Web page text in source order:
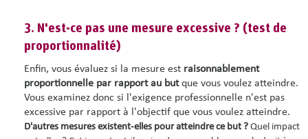
3. N'est-ce pas une mesure excessive ? (test de
proportionnalité)
Enfin, vous évaluez si la mesure est raisonnablement
proportionnelle par rapport au butque vous voulez atteindre.
Vous examinez donc si l'exigence professionnelle n'est pas
excessive par rapport à l'objectif que vous voulez atteindre.
D'autres mesures existent-elles pour atteindre ce but ? Quel impact